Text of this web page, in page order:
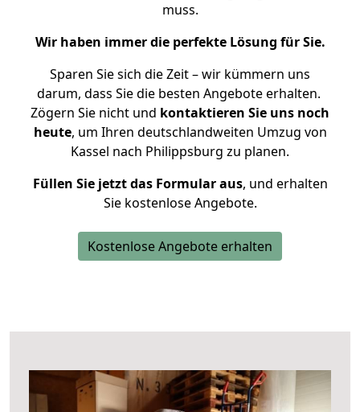
muss.
Wir haben immer die perfekte Lösung für Sie.
Sparen Sie sich die Zeit – wir kümmern uns
darum, dass Sie die besten Angebote erhalten.
Zögern Sie nicht und kontaktieren Sie uns noch
heute, um Ihren deutschlandweiten Umzug von
Kassel nach Philippsburg zu planen.
Füllen Sie jetzt das Formular aus, und erhalten
Sie kostenlose Angebote.
Kostenlose Angebote erhalten